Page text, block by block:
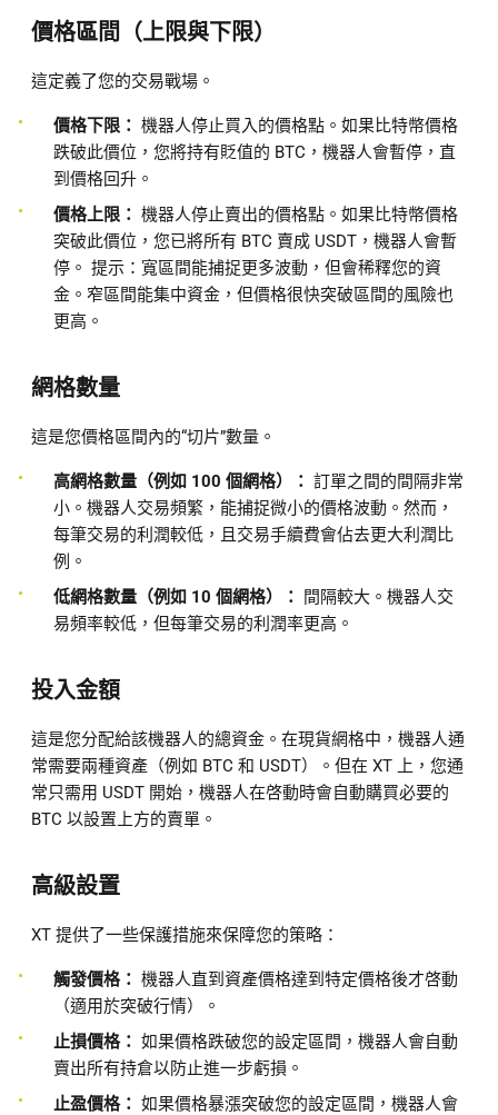
價格區間（上限與下限）
這定義了您的交易戰場。
價格下限： 機器人停止買入的價格點。如果比特幣價格
跌破此價位，您將持有貶值的 BTC，機器人會暫停，直
到價格回升。
價格上限： 機器人停止賣出的價格點。如果比特幣價格
突破此價位，您已將所有 BTC 賣成 USDT，機器人會暫
停。 提示：寬區間能捕捉更多波動，但會稀釋您的資
金。窄區間能集中資金，但價格很快突破區間的風險也
更高。
網格數量
這是您價格區間內的“切片”數量。
高網格數量（例如 100 個網格）： 訂單之間的間隔非常
小。機器人交易頻繁，能捕捉微小的價格波動。然而，
每筆交易的利潤較低，且交易手續費會佔去更大利潤比
例。
低網格數量（例如 10 個網格）：
間隔較大。機器人交
易頻率較低，但每筆交易的利潤率更高。
投入金額
這是您分配給該機器人的總資金。在現貨網格中，機器人通
常需要兩種資產（例如 BTC 和 USDT）。但在 XT 上，您通
常只需用 USDT 開始，機器人在啓動時會自動購買必要的
BTC 以設置上方的賣單。
高級設置
XT 提供了一些保護措施來保障您的策略：
觸發價格： 機器人直到資產價格達到特定價格後才啓動
（適用於突破行情）。
止損價格： 如果價格跌破您的設定區間，機器人會自動
賣出所有持倉以防止進一步虧損。
止盈價格： 如果價格暴漲突破您的設定區間，機器人會